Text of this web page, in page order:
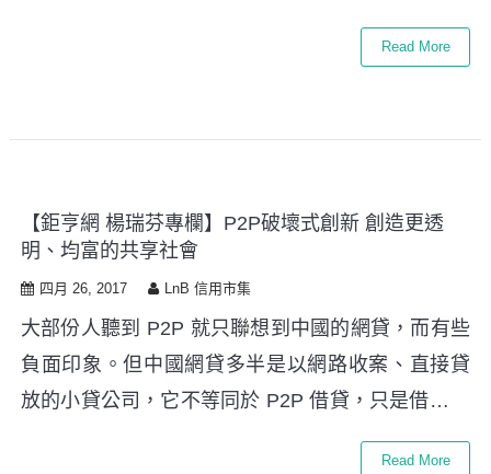
Read More
【鉅亨網 楊瑞芬專欄】P2P破壞式創新 創造更透
明、均富的共享社會
四月 26, 2017 LnB 信用市集
大部份人聽到 P2P 就只聯想到中國的網貸，而有些
負面印象。但中國網貸多半是以網路收案、直接貸
放的小貸公司，它不等同於 P2P 借貸，只是借…
Read More